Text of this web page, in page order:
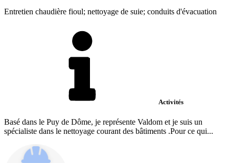
Entretien chaudière fioul; nettoyage de suie; conduits d'évacuation
Activités
Basé dans le Puy de Dôme, je représente Valdom et je suis un
spécialiste dans le nettoyage courant des bâtiments .Pour ce qui...